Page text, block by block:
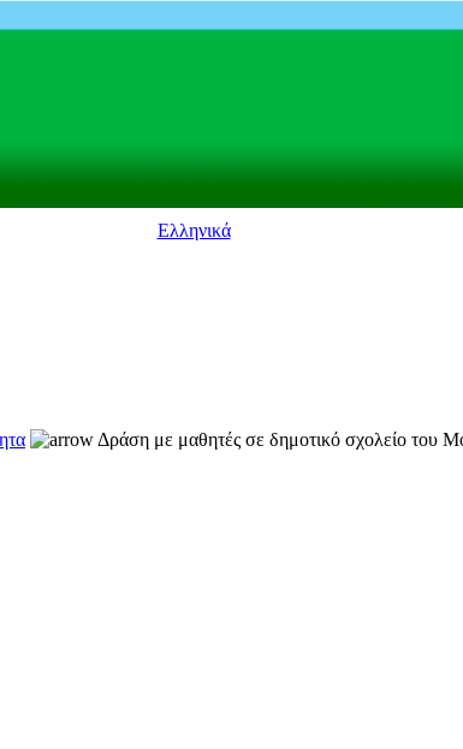
Ελληνικά
Δράση με μαθητές σε δημοτικό σχολείο του